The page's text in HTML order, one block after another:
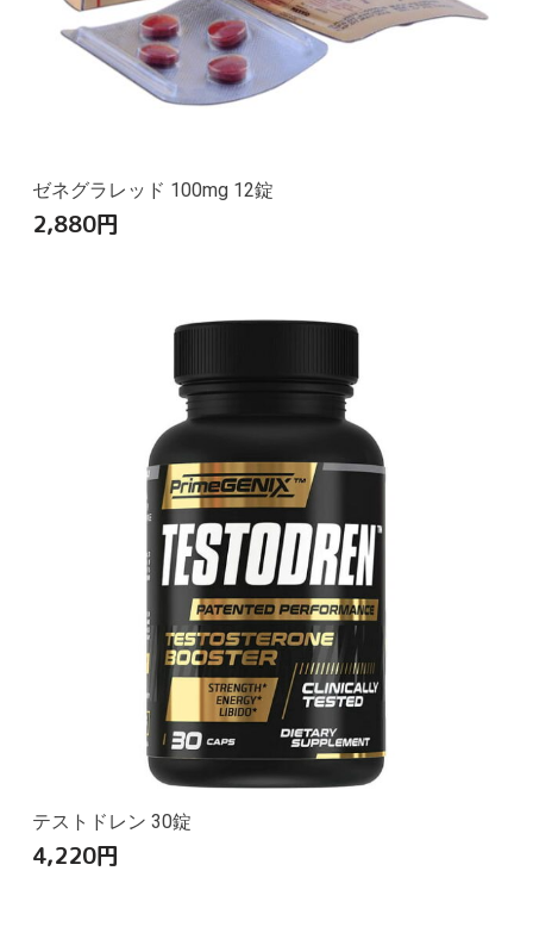
ゼネグラレッド 100mg 12錠
2,880円
テストドレン 30錠
4,220円